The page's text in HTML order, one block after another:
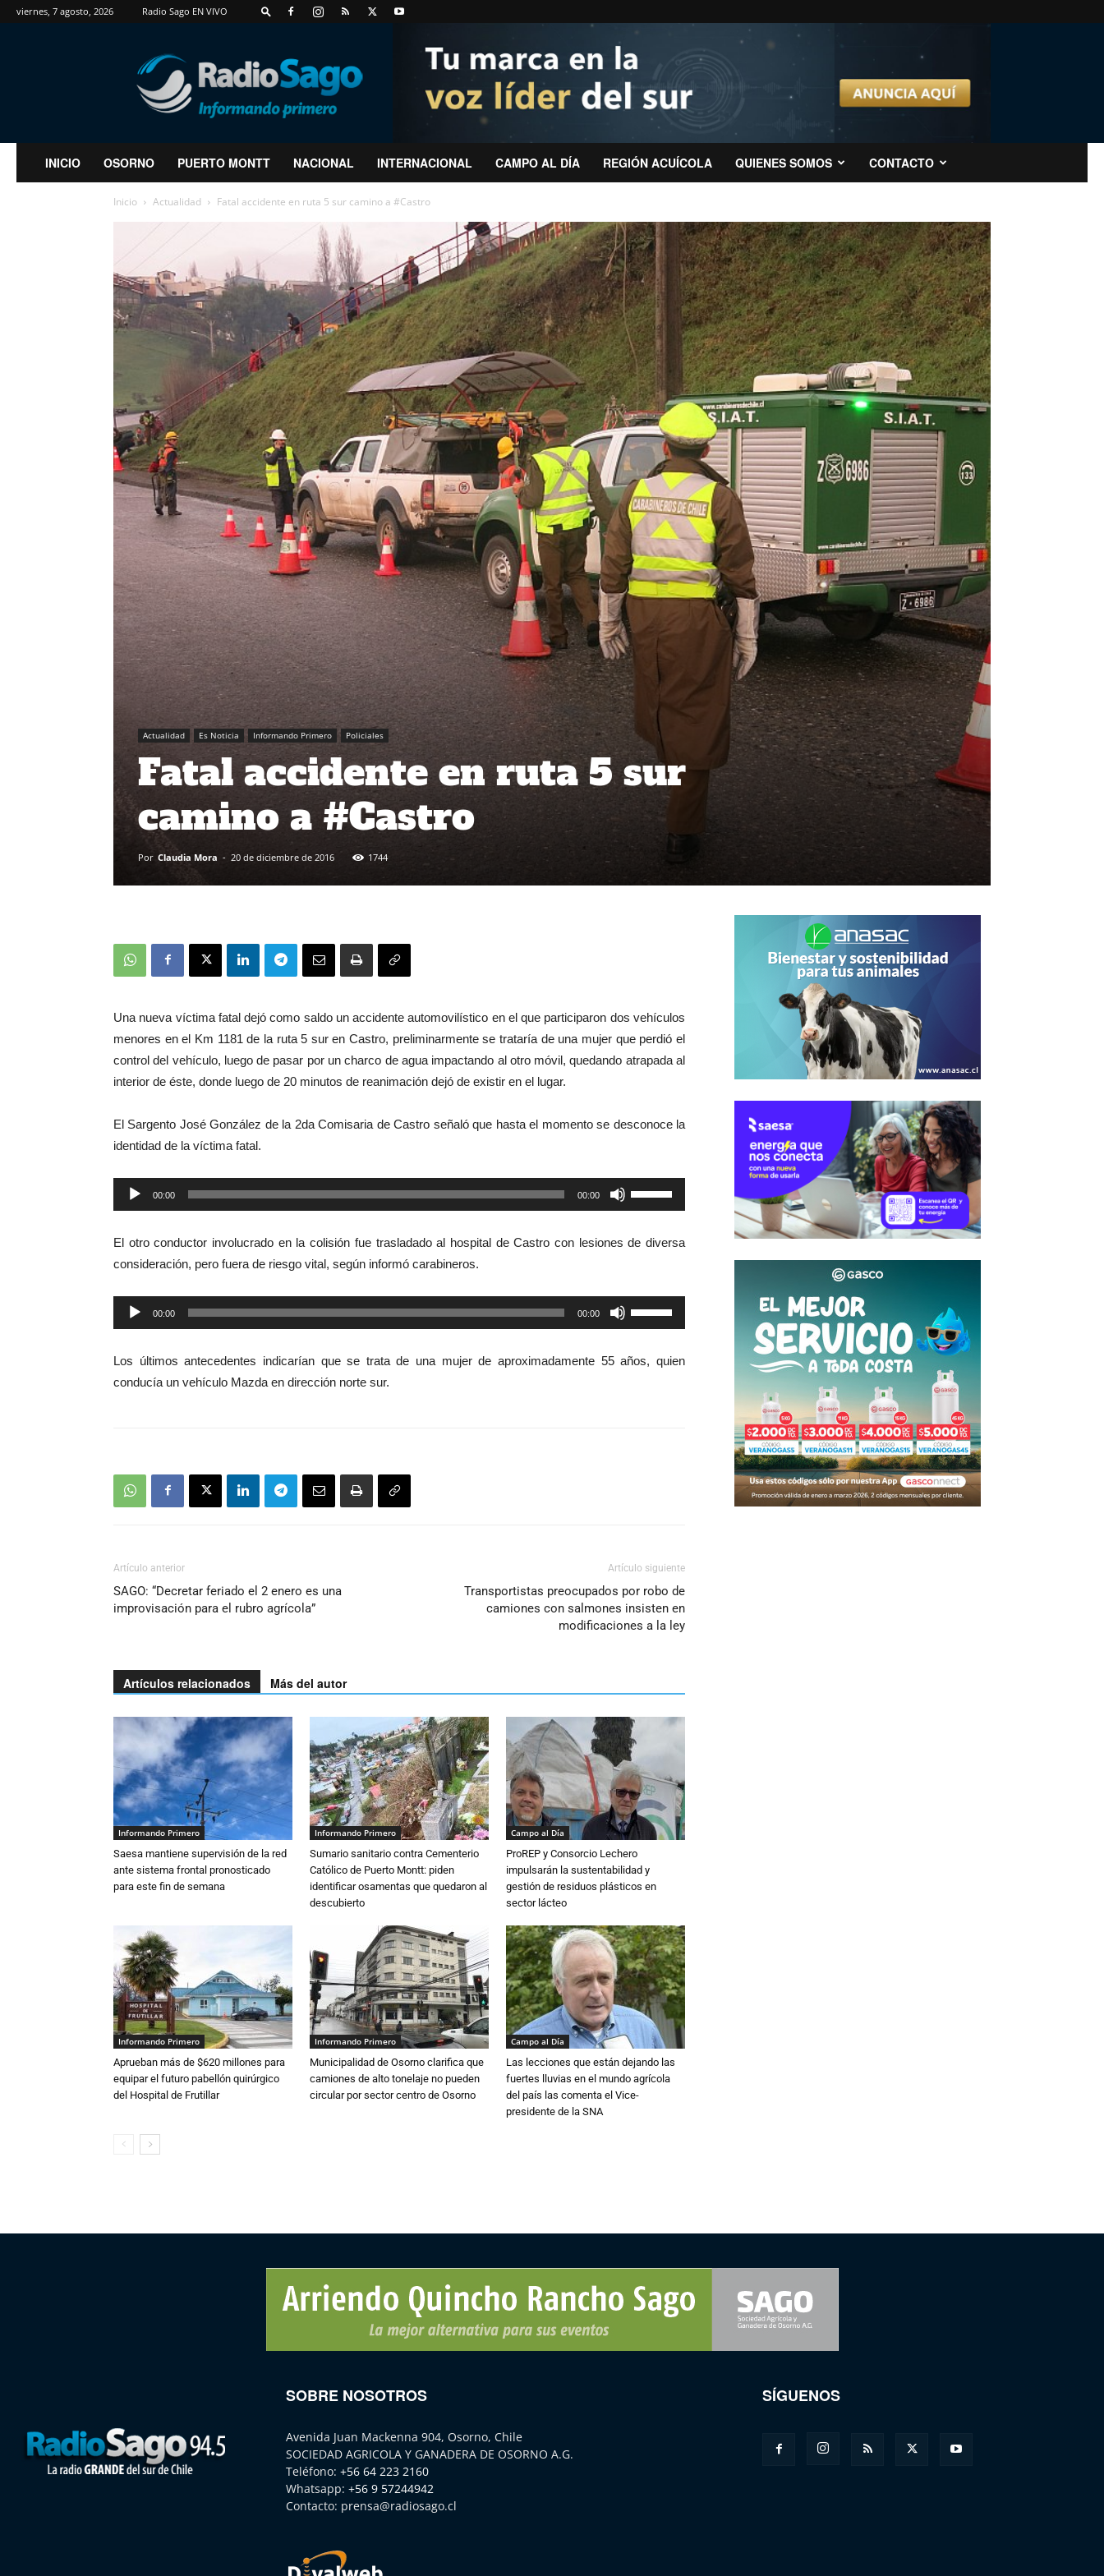
viernes, 7 agosto, 2026 Radio Sago EN VIVO
RadioSago
INICIO OSORNO PUERTO MONTT NACIONAL INTERNACIONAL CAMPO AL DÍA REGIÓN ACUÍCOLA QUIENES SOMOS CONTACTO
Inicio Actualidad Fatal accidente en ruta 5 sur camino a #Castro
Actualidad Es Noticia Informando Primero Policiales
Fatal accidente en ruta 5 sur
camino a #Castro
Por Claudia Mora - 20 de diciembre de 2016 1744
Una nueva víctima fatal dejó como saldo un accidente automovilístico en el que participaron dos vehículos
menores en el Km 1181 de la ruta 5 sur en Castro, preliminarmente se trataría de una mujer que perdió el
control del vehículo, luego de pasar por un charco de agua impactando al otro móvil, quedando atrapada al
interior de éste, donde luego de 20 minutos de reanimación dejó de existir en el lugar.
El Sargento José González de la 2da Comisaria de Castro señaló que hasta el momento se desconoce la
identidad de la víctima fatal.
Reproductor
de
00:00 00:00
las
de
arriba/abajo
para
o
El otro conductor involucrado en la colisión fue trasladado al hospital de Castro con lesiones de diversa
consideración, pero fuera de riesgo vital, según informó carabineros.
Reproductor
de
00:00 00:00
las
de
Los últimos antecedentes indicarían que se trata de una mujer de aproximadamente 55 años, quien
conducía un vehículo Mazda en dirección norte sur.
Artículo anterior
SAGO: “Decretar feriado el 2 enero es una
improvisación para el rubro agrícola”
Artículo siguiente
Transportistas preocupados por robo de
camiones con salmones insisten en
modificaciones a la ley
Artículos relacionados Más del autor
Informando Primero
Saesa mantiene supervisión de la red
ante sistema frontal pronosticado
para este fin de semana
Informando Primero
Sumario sanitario contra Cementerio
Católico de Puerto Montt: piden
identificar osamentas que quedaron al
descubierto
Campo al Día
ProREP y Consorcio Lechero
impulsarán la sustentabilidad y
gestión de residuos plásticos en
sector lácteo
Informando Primero
Aprueban más de $620 millones para
equipar el futuro pabellón quirúrgico
del Hospital de Frutillar
Informando Primero
Municipalidad de Osorno clarifica que
camiones de alto tonelaje no pueden
circular por sector centro de Osorno
Campo al Día
Las lecciones que están dejando las
fuertes lluvias en el mundo agrícola
del país las comenta el Vice-
presidente de la SNA
SOBRE NOSOTROS
Avenida Juan Mackenna 904, Osorno, Chile
SOCIEDAD AGRICOLA Y GANADERA DE OSORNO A.G.
Teléfono: +56 64 223 2160
Whatsapp: +56 9 57244942
Contacto: prensa@radiosago.cl
SÍGUENOS